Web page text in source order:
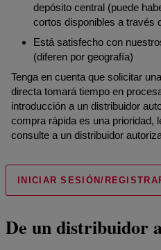
depósito central (puede
cortos disponibles a través
Está satisfecho con
(diferen por geografía)
Tenga en cuenta que solicitar
directa tomará tiempo en
introducción a un distribuidor
compra rápida es una prioridad,
consulte a un distribuidor
INICIAR SESIÓN/
De un distribuidor